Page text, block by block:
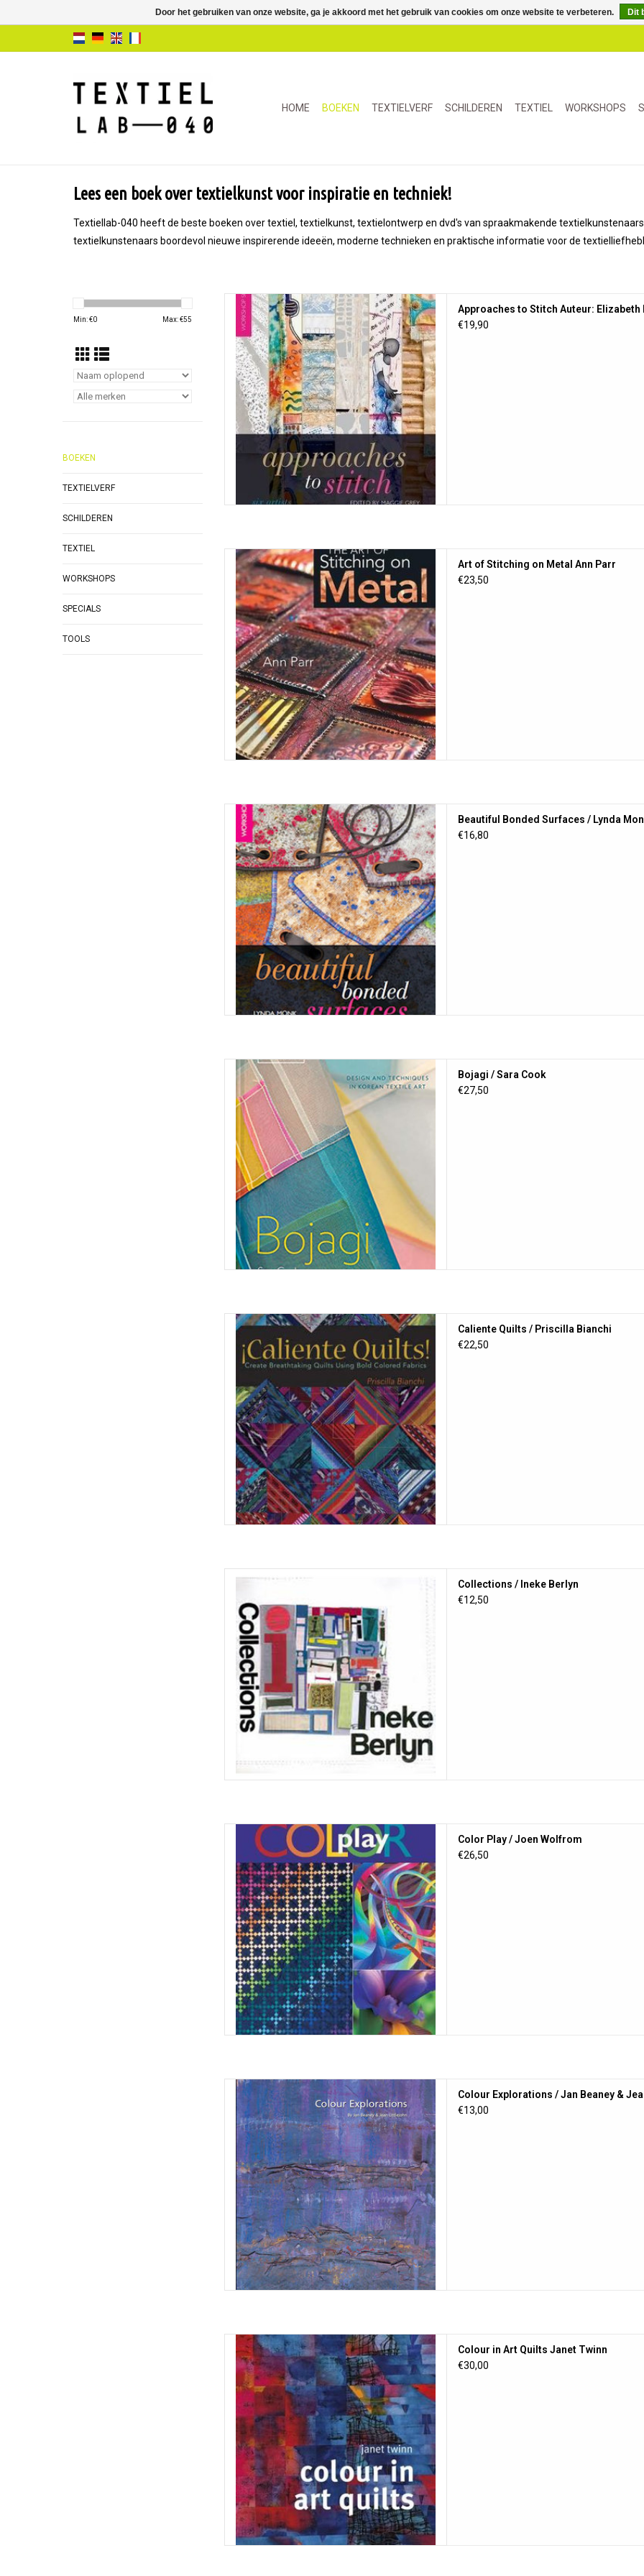
HOME BOEKEN TEXTIELVERF SCHILDEREN TEXTIEL WORKSHOPS
Lees een boek over textielkunst voor inspiratie en techniek!
Textiellab-040 heeft de beste boeken over textiel, textielkunst, textielontwerp en dvd's van spraakmakende
textielkunstenaars boordevol nieuwe inspirerende ideeën, moderne technieken en praktische informatie voor de
Min: €0 Max: €55
BOEKEN
TEXTIELVERF
SCHILDEREN
TEXTIEL
WORKSHOPS
SPECIALS
TOOLS
Approaches to Stitch Auteur: Elizabeth Brimelow
TOEVOEGEN AAN WINKELWAGEN
Approaches to Stitch Auteur: Elizabeth
€19,90
Art of Stitching on Metal, Ann Parr. The unique and
awe-inspiring art of stitching on metal is
showcased in this book, from jewelry to richly
decorated boxes.
TOEVOEGEN AAN WINKELWAGEN
Art of Stitching on Metal Ann Parr
€23,50
Beautiful Bonded Surfaces / Lynda Monk
TOEVOEGEN AAN WINKELWAGEN
Beautiful Bonded Surfaces / Lynda
€16,80
Bojagi / Sara Cook
TOEVOEGEN AAN WINKELWAGEN
Bojagi / Sara Cook
€27,50
Caliente Quilts / Priscilla Bianchi
TOEVOEGEN AAN WINKELWAGEN
Caliente Quilts / Priscilla Bianchi
€22,50
Collections / Ineke Berlyn
Collections / Ineke Berlyn
€12,50
Color Play / Joen Wolfrom
TOEVOEGEN AAN WINKELWAGEN
Color Play / Joen Wolfrom
€26,50
Colour Explorations / Jan Beaney & Jean Littlejohn
TOEVOEGEN AAN WINKELWAGEN
Colour Explorations / Jan Beaney &
€13,00
Colour in Art Quilts Janet Twinn
TOEVOEGEN AAN WINKELWAGEN
Colour in Art Quilts Janet Twinn
€30,00
Door het gebruiken van onze website, ga je akkoord met het gebruik van cookies om onze website te verbeteren. Dit